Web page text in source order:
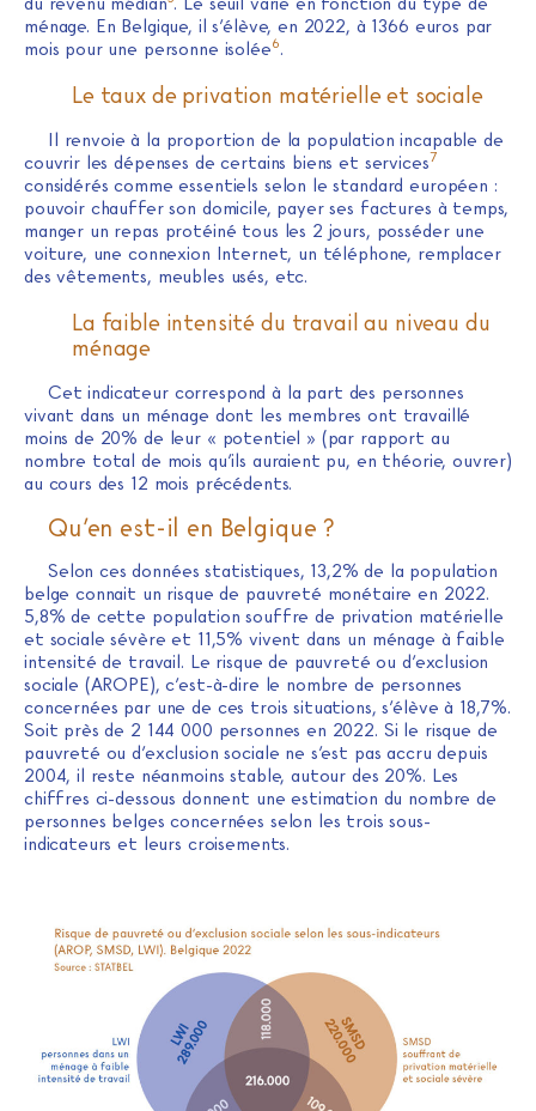
ménage. En Belgique, il s’élève, en 2022, à 1366 euros par
mois pour une personne isolée6.
Le taux de privation matérielle et sociale
Il renvoie à la proportion de la population incapable de
couvrir les dépenses de certains biens et services7
considérés comme essentiels selon le standard européen :
pouvoir chauffer son domicile, payer ses factures à temps,
manger un repas protéiné tous les 2 jours, posséder une
voiture, une connexion Internet, un téléphone, remplacer
des vêtements, meubles usés, etc.
La faible intensité du travail au niveau du
ménage
Cet indicateur correspond à la part des personnes
vivant dans un ménage dont les membres ont travaillé
moins de 20% de leur « potentiel » (par rapport au
nombre total de mois qu’ils auraient pu, en théorie, ouvrer)
au cours des 12 mois précédents.
Qu’en est-il en Belgique ?
Selon ces données statistiques, 13,2% de la population
belge connait un risque de pauvreté monétaire en 2022.
5,8% de cette population souffre de privation matérielle
et sociale sévère et 11,5% vivent dans un ménage à faible
intensité de travail. Le risque de pauvreté ou d’exclusion
sociale (AROPE), c’est-à-dire le nombre de personnes
concernées par une de ces trois situations, s’élève à 18,7%.
Soit près de 2 144 000 personnes en 2022. Si le risque de
pauvreté ou d’exclusion sociale ne s’est pas accru depuis
2004, il reste néanmoins stable, autour des 20%. Les
chiffres ci-dessous donnent une estimation du nombre de
personnes belges concernées selon les trois sous-
indicateurs et leurs croisements.